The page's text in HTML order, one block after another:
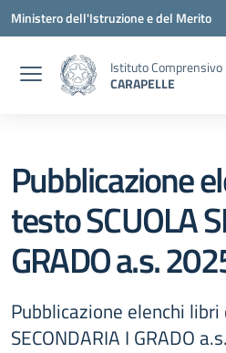
Vai ai contenuti
Vai al menu di navigazione
Vai al footer
Ministero dell'Istruzione e del Merito
Istituto Comprensivo
CARAPELLE
Pubblicazione
testo SCUOLA
GRADO a.s.
Pubblicazione elenchi libri
SECONDARIA I GRADO